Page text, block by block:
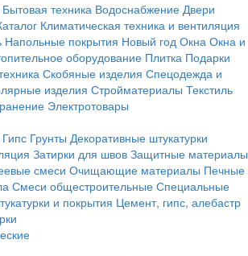
Бытовая техника Водоснабжение Двери
Климатическая техника и вентиляция
Напольные покрытия Новый год Окна Окна и
оборудование Плитка Подарки
Скобяные изделия Спецодежда и
изделия Стройматериалы Текстиль
Электротовары
Гипс Грунты Декоративные штукатурки
Затирки для швов Защитные материалы
смеси Очищающие материалы Печные
Смеси общестроительные Специальные
и покрытия Цемент, гипс, алебастр